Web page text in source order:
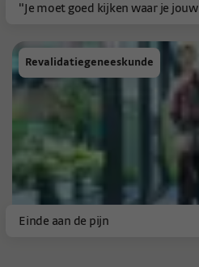
"Je moet goed kijken waar je
Einde aan de pijn
Revalidatiegeneeskunde